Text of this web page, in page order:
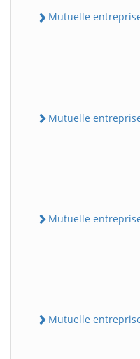
Mutuelle entreprise
Mutuelle entreprise
Mutuelle
Mutuelle